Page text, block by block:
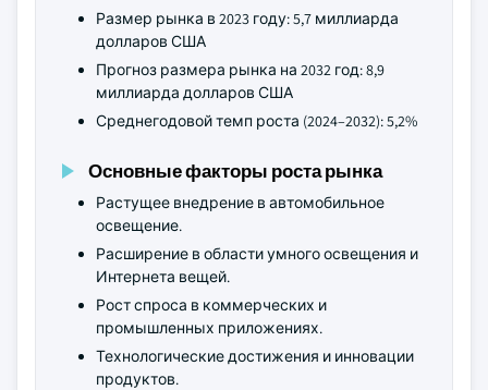
Размер рынка в 2023 году: 5,7 миллиарда
долларов США
Прогноз размера рынка на 2032 год: 8,9
миллиарда долларов США
Среднегодовой темп роста (2024–2032): 5,2%
Основные факторы роста рынка
Растущее внедрение в автомобильное
освещение.
Расширение в области умного освещения и
Интернета вещей.
Рост спроса в коммерческих и
промышленных приложениях.
Технологические достижения и инновации
продуктов.